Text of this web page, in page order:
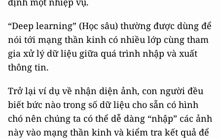
“Deep learning” (Học sâu) thường được dùng để
nói tới mạng thần kinh có nhiều lớp cùng tham
gia xử lý dữ liệu giữa quá trình nhập và xuất
thông tin.
Trở lại ví dụ về nhận diện ảnh, con người đều
biết bức nào trong số dữ liệu cho sẵn có hình
chó nên chúng ta có thể dễ dàng “nhập” các ảnh
này vào mạng thần kinh và kiểm tra kết quả để